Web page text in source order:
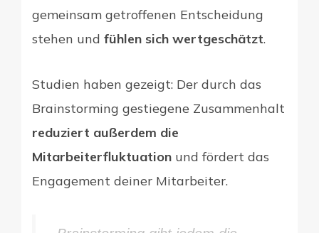
gemeinsam getroffenen Entscheidung
stehen und fühlen sich wertgeschätzt.
Studien haben gezeigt: Der durch das
Brainstorming gestiegene Zusammenhalt
reduziert außerdem die
Mitarbeiterfluktuation und fördert das
Engagement deiner Mitarbeiter.